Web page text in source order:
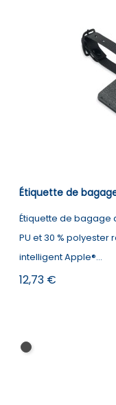
Étiquette de
Étiquette de bagage
PU et 30 %
intelligent Apple®...
Prix
12,73 €
Noir